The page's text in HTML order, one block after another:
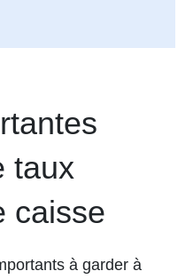
taux
caisse
à garder à